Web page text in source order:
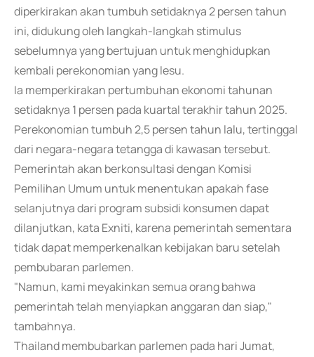
diperkirakan akan tumbuh setidaknya 2 persen tahun
ini, didukung oleh langkah-langkah stimulus
sebelumnya yang bertujuan untuk menghidupkan
kembali perekonomian yang lesu.
Ia memperkirakan pertumbuhan ekonomi tahunan
setidaknya 1 persen pada kuartal terakhir tahun 2025.
Perekonomian tumbuh 2,5 persen tahun lalu, tertinggal
dari negara-negara tetangga di kawasan tersebut.
Pemerintah akan berkonsultasi dengan Komisi
Pemilihan Umum untuk menentukan apakah fase
selanjutnya dari program subsidi konsumen dapat
dilanjutkan, kata Exniti, karena pemerintah sementara
tidak dapat memperkenalkan kebijakan baru setelah
pembubaran parlemen.
"Namun, kami meyakinkan semua orang bahwa
pemerintah telah menyiapkan anggaran dan siap,"
tambahnya.
Thailand membubarkan parlemen pada hari Jumat,